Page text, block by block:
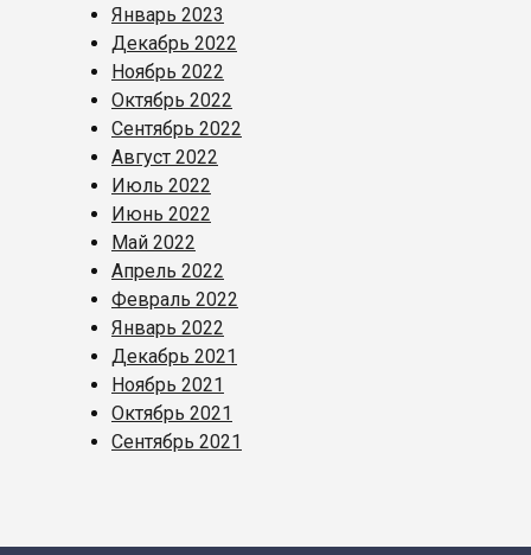
Январь 2023
Декабрь 2022
Ноябрь 2022
Октябрь 2022
Сентябрь 2022
Август 2022
Июль 2022
Июнь 2022
Май 2022
Апрель 2022
Февраль 2022
Январь 2022
Декабрь 2021
Ноябрь 2021
Октябрь 2021
Сентябрь 2021